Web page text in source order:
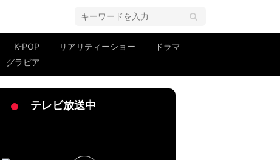
K-POP リアリティーショー
ドラマ
グラビア
テレビ放送中